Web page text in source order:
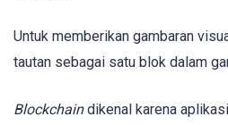
Untuk memberikan gambaran
tautan sebagai satu blok dalam
Blockchaindikenal karena